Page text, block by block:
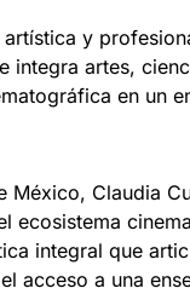
y
integra artes,
en un
México, Claudia
ecosistema
integral que
acceso a una